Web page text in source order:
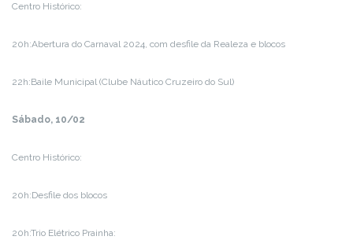
Centro Histórico:
20h:Abertura do Carnaval 2024, com desfile da Realeza e blocos
22h:Baile Municipal (Clube Náutico Cruzeiro do Sul)
Sábado, 10/02
Centro Histórico:
20h:Desfile dos blocos
20h:Trio Elétrico Prainha: